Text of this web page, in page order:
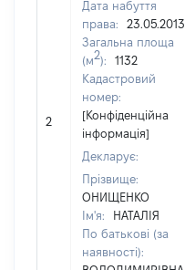
2
Дата набуття
права:
23.05.2013
Загальна площа
(м2):
1132
Кадастровий
номер:
[Конфіденційна
інформація]
Декларує:
Прізвище:
ОНИЩЕНКО
Ім'я:
НАТАЛІЯ
По батькові (за
наявності):